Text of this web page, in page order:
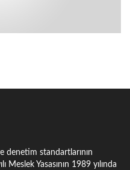
denetim standartlarının
Meslek Yasasının 1989 yılında